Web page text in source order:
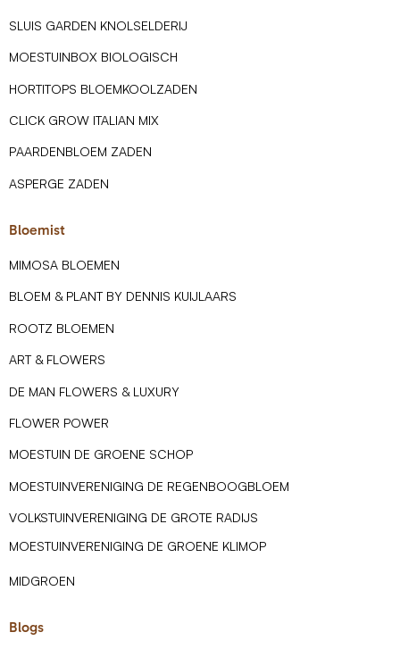
SLUIS GARDEN KNOLSELDERIJ
MOESTUINBOX BIOLOGISCH
HORTITOPS BLOEMKOOLZADEN
CLICK GROW ITALIAN MIX
PAARDENBLOEM ZADEN
ASPERGE ZADEN
Bloemist
MIMOSA BLOEMEN
BLOEM & PLANT BY DENNIS KUIJLAARS
ROOTZ BLOEMEN
ART & FLOWERS
DE MAN FLOWERS & LUXURY
FLOWER POWER
MOESTUIN DE GROENE SCHOP
MOESTUINVERENIGING DE REGENBOOGBLOEM
VOLKSTUINVERENIGING DE GROTE RADIJS
MOESTUINVERENIGING DE GROENE KLIMOP
MIDGROEN
Blogs